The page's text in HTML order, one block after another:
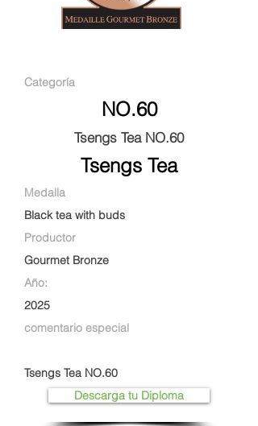
Categoría
NO.60
Tsengs Tea NO.60
Tsengs Tea
Medalla
Black tea with buds
Productor
Gourmet Bronze
Año:
2025
comentario especial
Tsengs Tea NO.60
Descarga tu Diploma